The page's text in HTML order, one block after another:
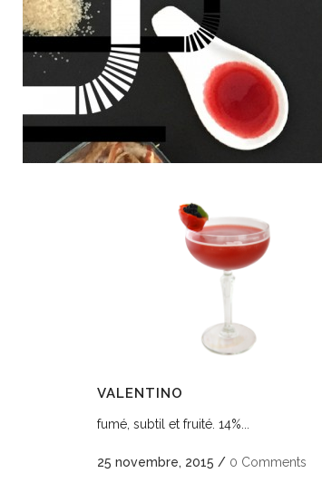
VALENTINO
fumé, subtil et fruité. 14%...
25 novembre, 2015 / 0 Comments